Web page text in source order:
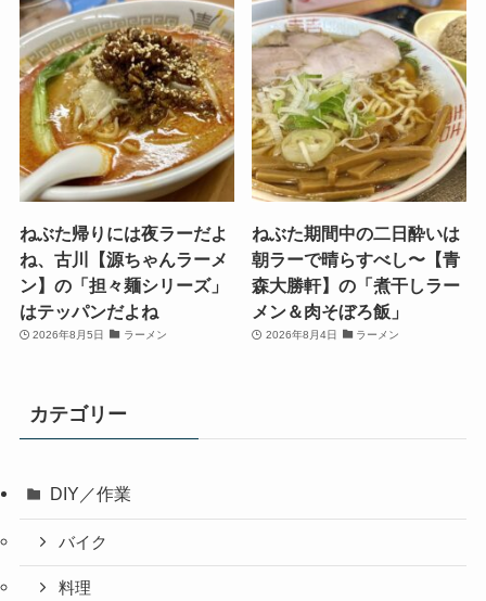
ねぶた帰りには夜ラーだよ
ね、古川【源ちゃんラーメ
ン】の「担々麺シリーズ」
はテッパンだよね
2026年8月5日 ラーメン
ねぶた期間中の二日酔いは
朝ラーで晴らすべし〜【青
森大勝軒】の「煮干しラー
メン＆肉そぼろ飯」
2026年8月4日 ラーメン
カテゴリー
DIY／作業
バイク
料理